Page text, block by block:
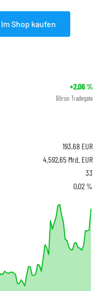
Im Shop kaufen
+2,06%
Börse: Tradegate
193,68 EUR
4.592,65 Mrd. EUR
33
0,02 %